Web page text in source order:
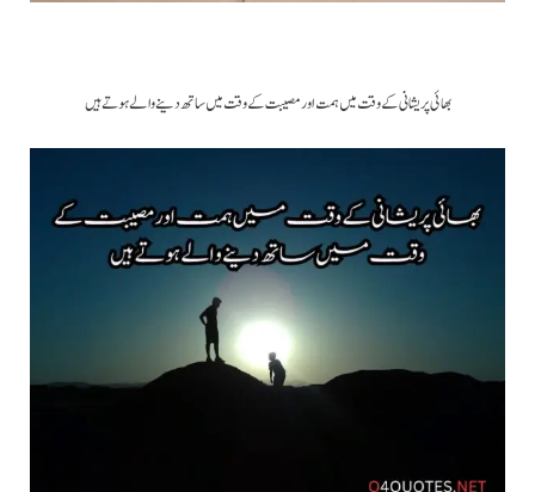
بھائی پریشانی کے وقت میں ہمت اور مصیبت کے وقت میں ساتھ دینے والے ہوتے ہیں